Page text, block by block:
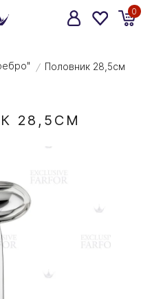
0
/ Половник 28,5см
28,5СМ